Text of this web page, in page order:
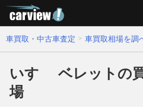
車買取・中古車査定 車買取相場を調
いすゞ ベレットの
場